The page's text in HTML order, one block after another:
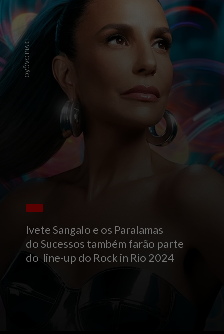
Ivete Sangalo e os Paralamas
do Sucessos também farão parte
do line-up do Rock in Rio 2024
DIVULGAÇÃO